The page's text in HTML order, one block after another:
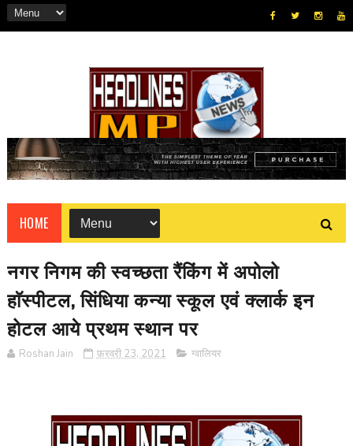
HOME
नगर निगम की स्वच्छता रैंकिंग में अपोलो
हाॅस्पीटल, सिंधिया कन्या स्कूल एवं क्लार्क इन
होटल आये प्रथम स्थान पर
Roshan Jain फ़रवरी 23, 2021 ग्वालियर